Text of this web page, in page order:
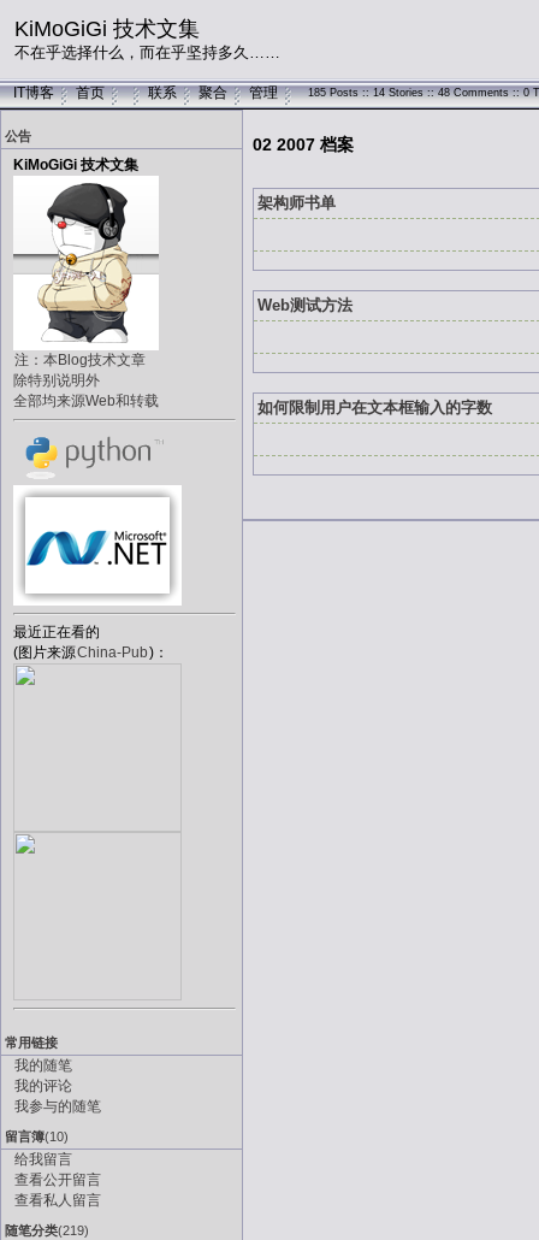
KiMoGiGi 技术文集
不在乎选择什么，而在乎坚持多久……
IT博客 首页 联系 聚合 管理 185 Posts :: 14 Stories :: 48 Comments :: 0
公告
KiMoGiGi 技术文集
注：本Blog技术文章
除特别说明外
全部均来源Web和转载
最近正在看的
(图片来源China-Pub)：
常用链接
我的随笔
我的评论
我参与的随笔
留言簿(10)
给我留言
查看公开留言
查看私人留言
随笔分类(219)
02 2007 档案
架构师书单
Web测试方法
如何限制用户在文本框输入的字数